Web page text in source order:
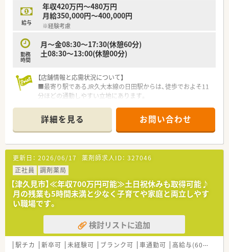
給与
年収420万円～480万円
月給350,000円～400,000円
※経験考慮
勤務
時間
月～金08:30～17:30(休憩60分)
土08:30～13:00(休憩00分)
【店舗情報と応需状況について】
■最寄り駅であるJR久大本線の日田駅からは、徒歩でおよそ11
分ほどの通勤しやすい立地にあります。
箋枚数は平均して40枚ほどです。
■薬剤師は常勤の方が1名、事務員は3名体制で、協力しながら
日々の業務に取り組んでいます。
【募集背景と求める人物像について】
■今回は欠員補充のための募集ですが、未経験の方やブランクが
ある方も含めて幅広く歓迎しております。
■患者様一人ひとりとのコミュニケーションを大切にし、地域医
療に貢献したいという意欲をお持ちの方を求めています。
■チームワークを尊重し、周囲のスタッフと円滑な人間関係を築
きながら業務に取り組める方を歓迎します。
【求人情報について】
■休日は日曜日と祝日に加えて、シフト制で平日にもう1日お休
みが取れる完全週休2日制です。
詳細を見る お問い合わせ
更新日： 2026/06/17 薬剤師求人ID： 327046
正社員
調剤薬局
【津久見市】≪年収700万円可能≫土日祝休みも取得可能♪
月の残業も5時間未満と少なく子育てや家庭と両立しやす
い職場です。
検討リストに追加
駅チカ 新卒可 未経験可 ブランク可 車通勤可 高給与(600万円以上)